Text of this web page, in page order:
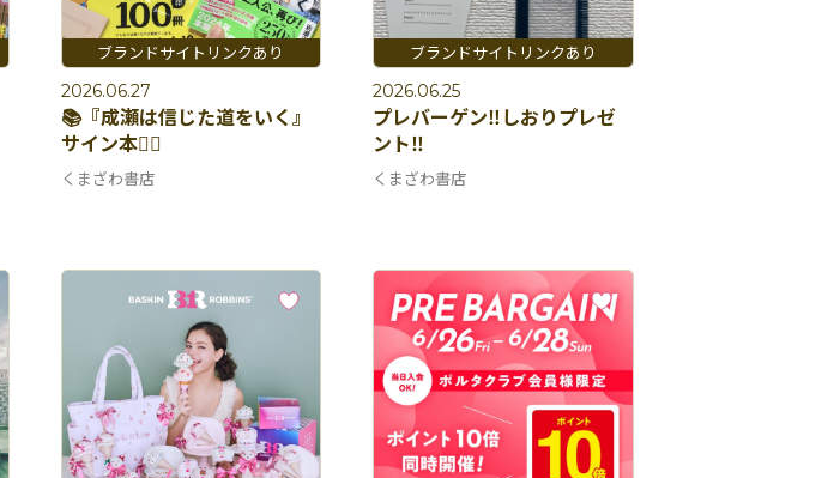
2026.06.27
📚『成瀬は信じた道をいく』
サイン本✍🏻
くまざわ書店
2026.06.25
プレバーゲン‼️しおりプレゼ
ント‼️
くまざわ書店